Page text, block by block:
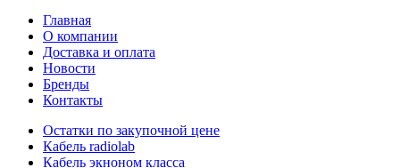
Главная
О компании
Доставка и оплата
Новости
Бренды
Контакты
Остатки по закупочной цене
Кабель radiolab
Кабель экноном класса